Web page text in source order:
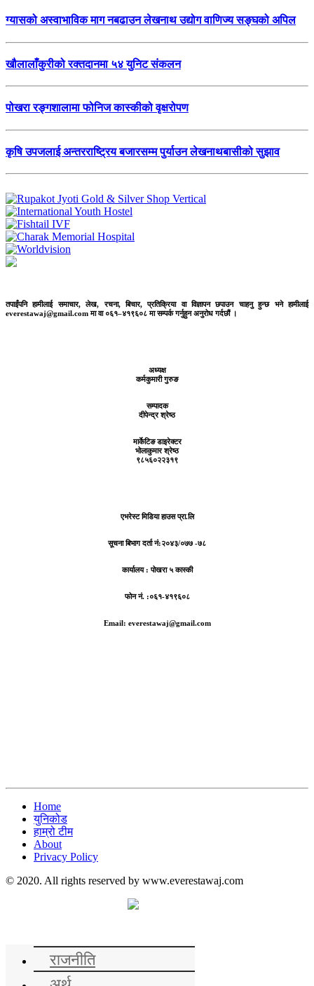
ग्यासको अस्वाभाविक माग नबढाउन लेखनाथ उद्योग वाणिज्य सङ्घको अपिल
खौलालाँकुरीको रक्तदानमा ५४ युनिट संकलन
पोखरा रङ्गशालामा फोनिज कास्कीको वृक्षरोपण
कृषि उपजलाई अन्तरराष्ट्रिय बजारसम्म पुर्याउन लेखनाथबासीको सुझाव
तपाईंपनि हामीलाई समाचार, लेख, रचना, बिचार, प्रतिक्रिया वा विज्ञापन छपाउन चाहनु हुन्छ भने हामीलाई
everestawaj@gmail.com मा वा ०६१–४१९६०८ मा सम्पर्क गर्नुहुन अनुरोध गर्दछौं ।
अध्यक्ष
कर्मकुमारी गुरुङ
सम्पादक
दीपेन्द्र श्रेष्ठ
मार्केटिङ डाइरेक्टर
भोलाकुमार श्रेष्ठ
९८५६०२२३१९
एभरेस्ट मिडिया हाउस प्रा.लि
सूचना बिभाग दर्ता नं:२०४३/०७७ -७८
कार्यालय :पोखरा ५ कास्की
फोन नं. :०६१-४१९६०८
Email: everestawaj@gmail.com
Home
युनिकोड
हाम्रो टीम
About
Privacy Policy
© 2020. All rights reserved by www.everestawaj.com
राजनीति